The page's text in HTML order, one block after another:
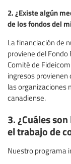
2. ¿Existe algún
de los fondos del
La financiación de
proviene del Fondo
Comité de
ingresos
las organizaciones
canadiense.
3. ¿Cuáles
el trabajo de
Nuestro programa